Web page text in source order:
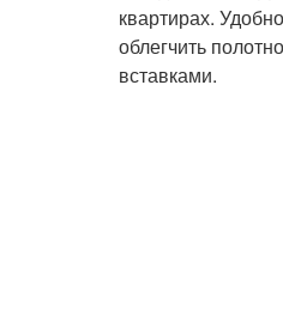
квартирах.
облегчить
вставками.